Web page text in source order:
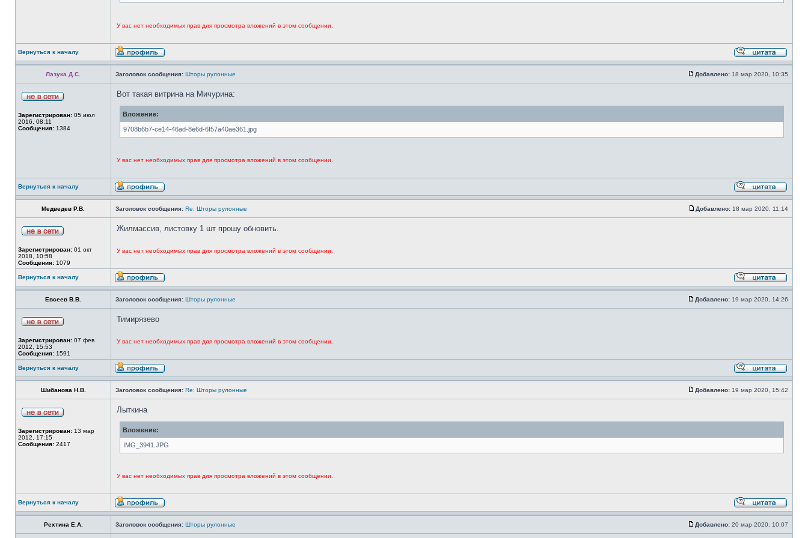
У вас нет необходимых прав для просмотра вложений в этом сообщении.
Вернуться к началу
Лазука Д.С. Заголовок сообщения: Шторы рулонные Добавлено: 18 мар 2020, 10:35
Зарегистрирован: 05 июл
2016, 08:11
Сообщения: 1384
Вот такая витрина на Мичурина:
Вложение:
9708b6b7-ce14-46ad-8e6d-6f57a40ae361.jpg
У вас нет необходимых прав для просмотра вложений в этом сообщении.
Вернуться к началу
Медведев Р.В. Заголовок сообщения: Re: Шторы рулонные Добавлено: 18 мар 2020, 11:14
Зарегистрирован: 01 окт
2018, 10:58
Сообщения: 1079
Жилмассив, листовку 1 шт прошу обновить.
У вас нет необходимых прав для просмотра вложений в этом сообщении.
Вернуться к началу
Евсеев В.В. Заголовок сообщения: Шторы рулонные Добавлено: 19 мар 2020, 14:26
Зарегистрирован: 07 фев
2012, 15:53
Сообщения: 1591
Тимирязево
У вас нет необходимых прав для просмотра вложений в этом сообщении.
Вернуться к началу
Шибанова Н.В. Заголовок сообщения: Re: Шторы рулонные Добавлено: 19 мар 2020, 15:42
Зарегистрирован: 13 мар
2012, 17:15
Сообщения: 2417
Лыткина
Вложение:
IMG_3941.JPG
У вас нет необходимых прав для просмотра вложений в этом сообщении.
Вернуться к началу
Рехтина Е.А. Заголовок сообщения: Шторы рулонные Добавлено: 20 мар 2020, 10:07